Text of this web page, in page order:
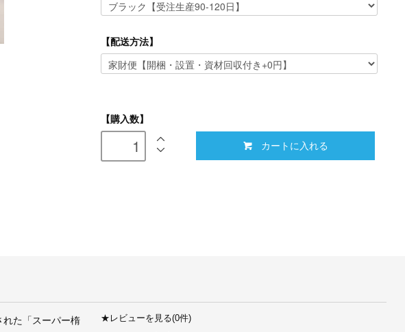
【配送方法】
【購入数】
カートに入れる
た「スーパー楕
★ レビューを見る(0件)